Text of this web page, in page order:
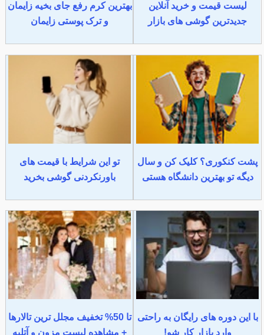
لیست قیمت و خرید آنلاین
جدیدترین گوشی های بازار
بهترین کرم رفع جای بخیه زایمان
و ترک پوستی زایمان
پشت کنکوری؟ کلیک کن و سال
دیگه تو بهترین دانشگاه هستی
تو این شرایط با قیمت های
باورنکردنی گوشی بخرید
با این دوره های رایگان به راحتی
وارد بازار کار شو!
تا 50% تخفیف مجلل ترین تالارها
+ مشاهده لیست مزون و آتلیه